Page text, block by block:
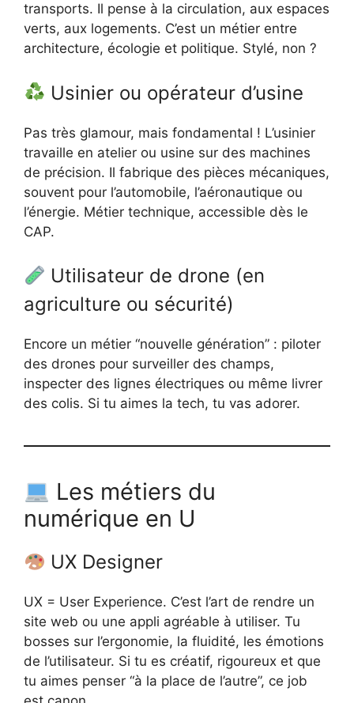
transports. Il pense à la circulation, aux espaces
verts, aux logements. C’est un métier entre
architecture, écologie et politique. Stylé, non ?
Usinier ou opérateur d’usine
Pas très glamour, mais fondamental ! L’usinier
travaille en atelier ou usine sur des machines
de précision. Il fabrique des pièces mécaniques,
souvent pour l’automobile, l’aéronautique ou
l’énergie. Métier technique, accessible dès le
CAP.
Utilisateur de drone (en
agriculture ou sécurité)
Encore un métier “nouvelle génération” : piloter
des drones pour surveiller des champs,
inspecter des lignes électriques ou même livrer
des colis. Si tu aimes la tech, tu vas adorer.
Les métiers du
numérique en U
UX Designer
UX = User Experience. C’est l’art de rendre un
site web ou une appli agréable à utiliser. Tu
bosses sur l’ergonomie, la fluidité, les émotions
de l’utilisateur. Si tu es créatif, rigoureux et que
tu aimes penser “à la place de l’autre”, ce job